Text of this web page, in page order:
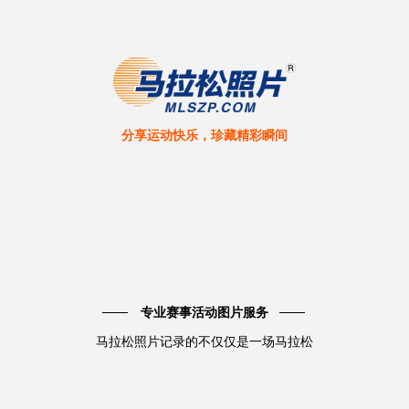
分享运动快乐，珍藏精彩瞬间
专业赛事活动图片服务
马拉松照片记录的不仅仅是一场马拉松